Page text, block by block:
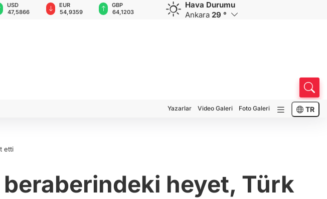
USD
47,5866
EUR
54,9359
GBP
64,1203
CHF
58,5475
CAD
33,9449
Hava Durumu
Ankara 29 °
Yazarlar Video Galeri Foto Galeri TR
etti
heyet, Türk